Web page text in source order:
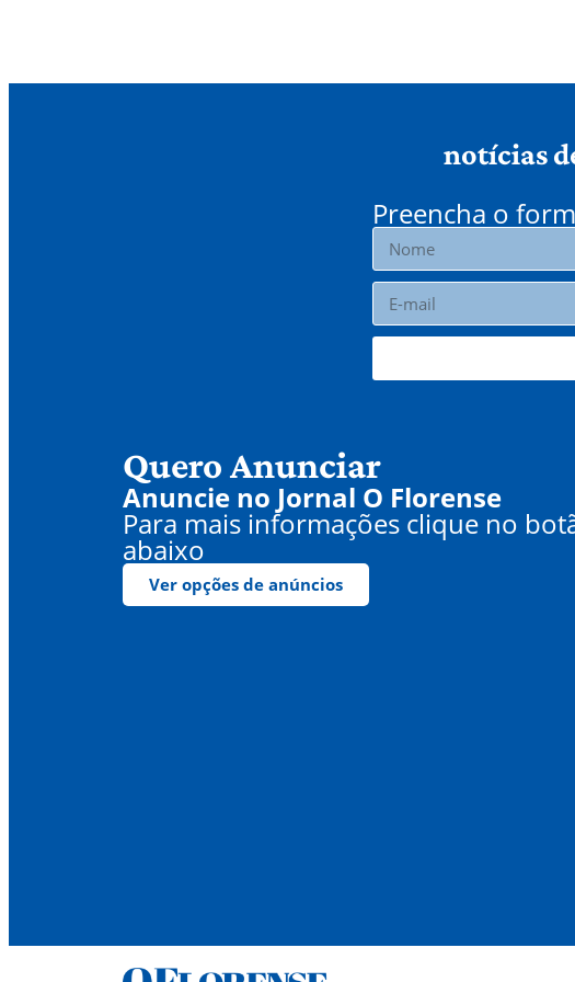
notícias
Preencha o
Quero Anunciar
Anuncie no Jornal O Florense
Para mais informações clique no
abaixo
Ver opções de anúncios